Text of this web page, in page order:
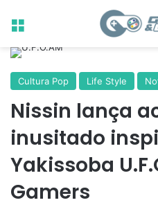
Menu
Cultura Pop Life Style
Nissin lança
inusitado
Yakissoba
Gamers